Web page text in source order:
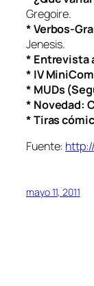
Gregoire.
* Verbos-
Jenesis.
* Entrevista
* IV
* MUDs
* Novedad:
* Tiras
Fuente:
mayo 11, 2011